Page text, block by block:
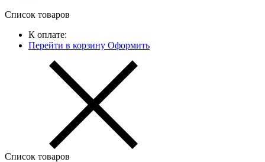
Список товаров
К оплате:
Перейти в корзину Оформить
Список товаров